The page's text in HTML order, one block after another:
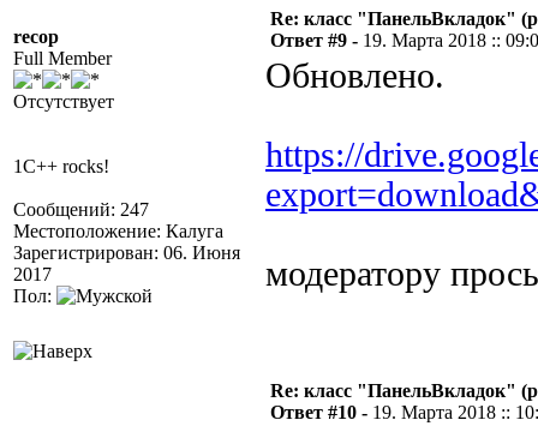
recop
Full Member
Отсутствует
1C++ rocks!
Сообщений: 247
Местоположение: Калуга
Зарегистрирован: 06. Июня
2017
Пол:
Re: класс "ПанельВкладок"
Ответ #9 - 19. Марта 2018 ::
Обновлено.
https://
модератору
Re: класс "ПанельВкладок"
Ответ #10 - 19. Марта 2018 ::